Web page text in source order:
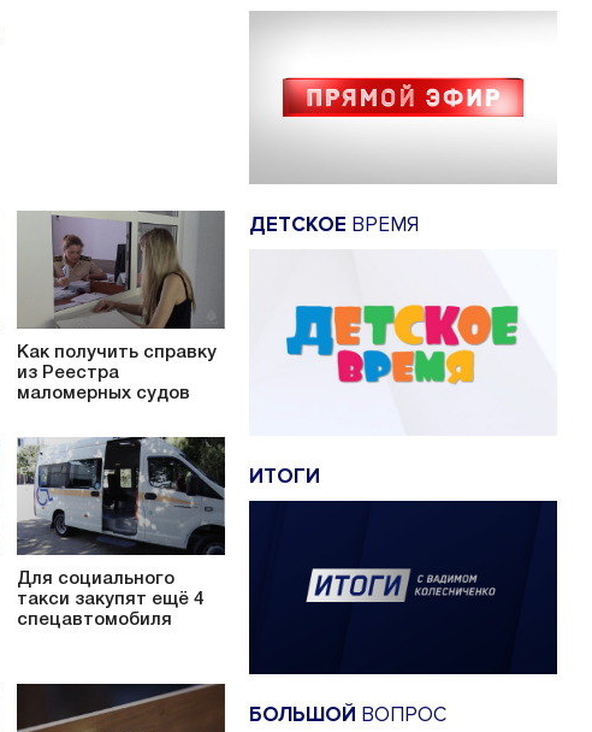
Как получить справку
из Реестра
маломерных судов
Для социального
такси закупят ещё 4
спецавтомобиля
ДЕТСКОЕ ВРЕМЯ
ИТОГИ
БОЛЬШОЙ ВОПРОС